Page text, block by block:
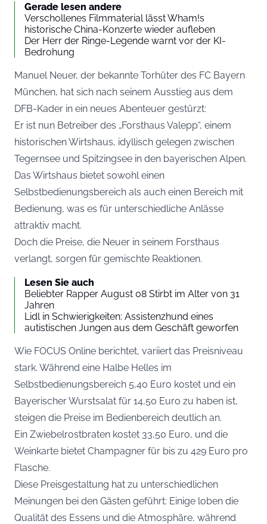
Gerade lesen andere
Verschollenes Filmmaterial lässt Wham!s
historische China-Konzerte wieder aufleben
Der Herr der Ringe-Legende warnt vor der KI-
Bedrohung
Manuel Neuer, der bekannte Torhüter des FC Bayern
München, hat sich nach seinem Ausstieg aus dem
DFB-Kader in ein neues Abenteuer gestürzt:
Er ist nun Betreiber des „Forsthaus Valepp“, einem
historischen Wirtshaus, idyllisch gelegen zwischen
Tegernsee und Spitzingsee in den bayerischen Alpen.
Das Wirtshaus bietet sowohl einen
Selbstbedienungsbereich als auch einen Bereich mit
Bedienung, was es für unterschiedliche Anlässe
attraktiv macht.
Doch die Preise, die Neuer in seinem Forsthaus
verlangt, sorgen für gemischte Reaktionen.
Lesen Sie auch
Beliebter Rapper August 08 Stirbt im Alter von 31
Jahren
Lidl in Schwierigkeiten: Assistenzhund eines
autistischen Jungen aus dem Geschäft geworfen
Wie FOCUS Online berichtet, variiert das Preisniveau
stark. Während eine Halbe Helles im
Selbstbedienungsbereich 5,40 Euro kostet und ein
Bayerischer Wurstsalat für 14,50 Euro zu haben ist,
steigen die Preise im Bedienbereich deutlich an.
Ein Zwiebelrostbraten kostet 33,50 Euro, und die
Weinkarte bietet Champagner für bis zu 429 Euro pro
Flasche.
Diese Preisgestaltung hat zu unterschiedlichen
Meinungen bei den Gästen geführt: Einige loben die
Qualität des Essens und die Atmosphäre, während